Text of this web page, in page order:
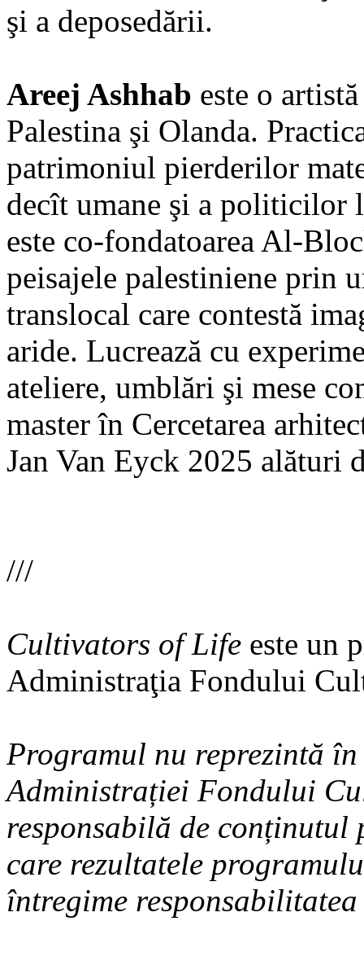
şi a deposedării.
Areej Ashhab este o
Palestina şi Olanda.
patrimoniul pierderilor
decît umane şi a politicilor
este co-fondatoarea Al-
peisajele palestiniene prin
translocal care contestă
aride. Lucrează cu
ateliere, umblări şi mese
master în Cercetarea
Jan Van Eyck 2025 alături
///
Cultivators of Life este un
Administraţia Fondului
Programul nu reprezintă
Administrației Fondului
responsabilă de
care rezultatele
întregime